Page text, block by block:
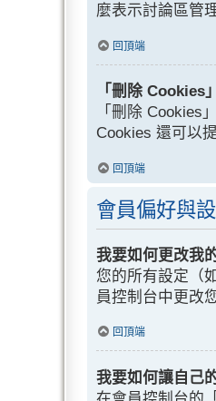
麼表示討論區管
回頂端
「刪除 Cookies
「刪除 Cookies
Cookies 還可以
回頂端
會員偏好與
我要如何更改我
您的所有設定（
員控制台中更改
回頂端
我要如何讓自己